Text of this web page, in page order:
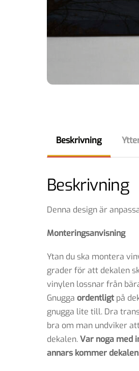
Beskrivning
Beskrivning
Denna design är
Monteringsanvisning
Ytan du ska montera
grader för att dekalen
vinylen lossnar från
Gnugga ordentligt på
gnugga lite till. Dra
bra om man undviker
dekalen.Var noga med
annars kommer